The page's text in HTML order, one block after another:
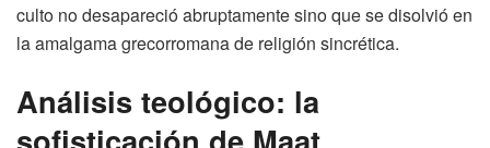
culto no desapareció abruptamente sino que se disolvió en
la amalgama grecorromana de religión sincrética.
Análisis teológico: la